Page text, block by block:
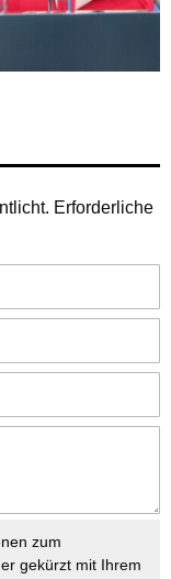
Erforderliche
zum
gekürzt mit Ihrem